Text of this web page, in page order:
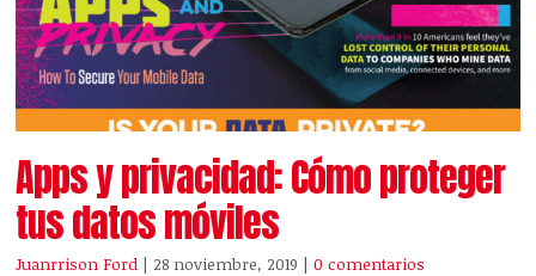
Apps y privacidad: Cómo proteger
tus datos móviles
Juanrrison Ford | 28 noviembre, 2019 |0 comentarios